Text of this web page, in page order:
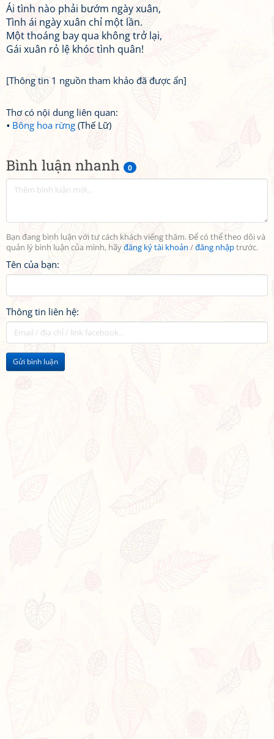
Bình luận nhanh 0
Bạn đang bình luận với tư cách khách viếng thăm. Để có thể theo dõi và
quản lý bình luận của mình, hãyđăng ký tài khoản /đăng nhậptrước.
Tên của bạn:
Thông tin liên hệ:
Gửi bình luận
Ái tình nào phải bướm ngày xuân,
Tình ái ngày xuân chỉ một lần.
Một thoáng bay qua không trở lại,
Gái xuân rỏ lệ khóc tình quân!
[Thông tin 1 nguồn tham khảo đã được ẩn]
Thơ có nội dung liên quan:
Bông hoa rừng (Thế Lữ)